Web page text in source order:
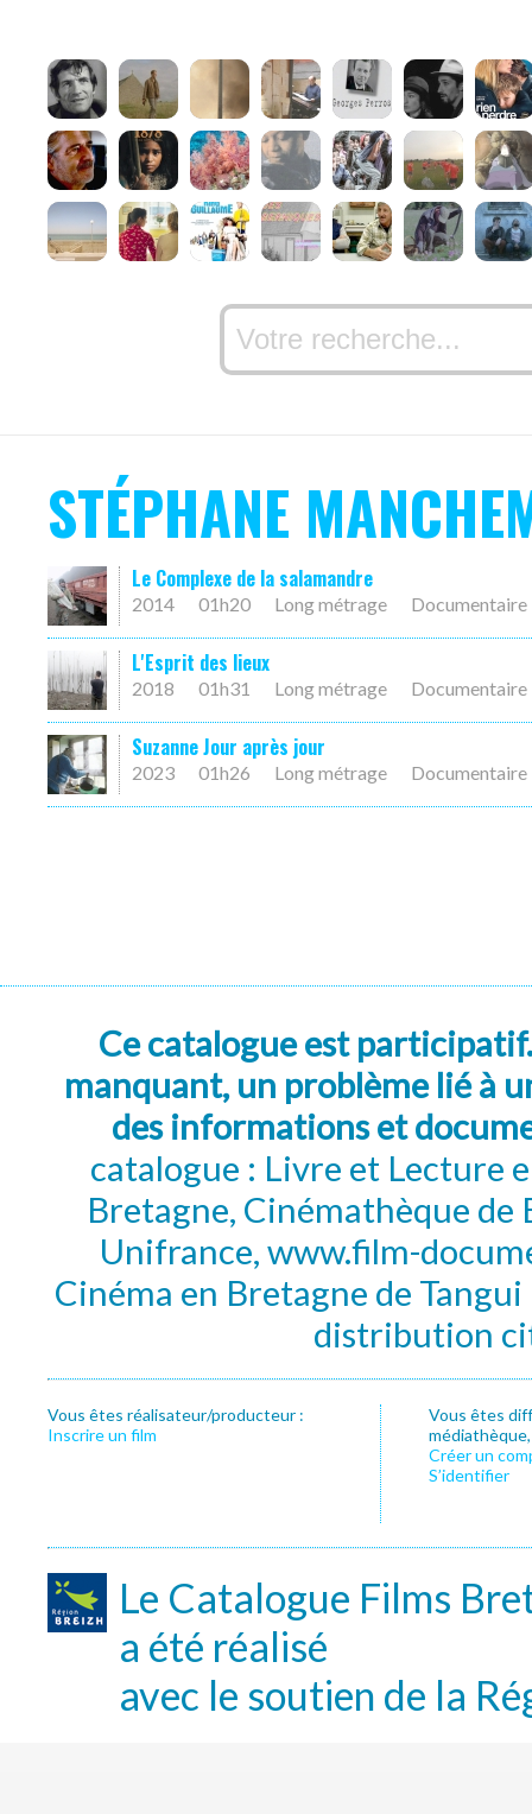
STÉPHANE
Le Complexe de la salamandre
2014 01h20 Long métrage Documentaire
L'Esprit des lieux
2018 01h31 Long métrage Documentaire
Suzanne Jour après jour
2023 01h26 Long métrage Documentaire
Ce catalogue est
manquant, un problème lié à
des informations et
catalogue : Livre et Lecture
Bretagne, Cinémathèque de
Unifrance, www.film-
Cinéma en Bretagne de
distribution
Vous êtes réalisateur/producteur :
Inscrire un film
Vous êtes
Créer un
S’identifier
Le Catalogue Films
a été réalisé
avec le soutien de la